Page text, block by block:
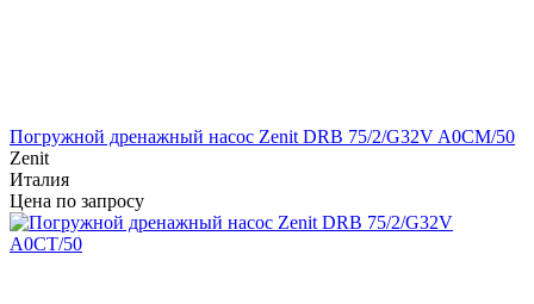
Погружной дренажный насос Zenit DRB 75/2/G32V A0CM/50
Zenit
Италия
Цена по запросу